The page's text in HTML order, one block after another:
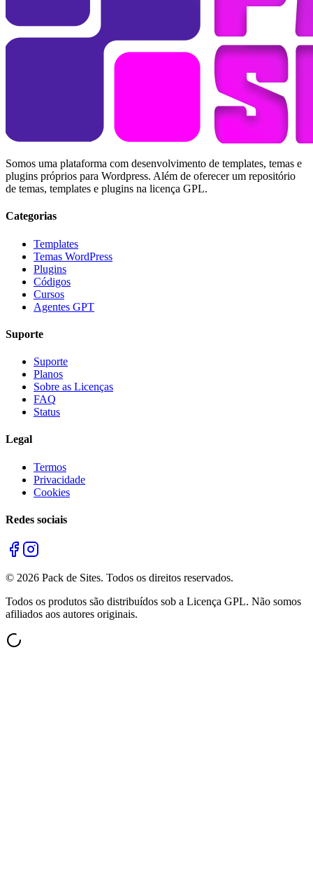
Somos uma plataforma com desenvolvimento de templates, temas e
plugins próprios para Wordpress. Além de oferecer um repositório
de temas, templates e plugins na licença GPL.
Categorias
Templates
Temas WordPress
Plugins
Códigos
Cursos
Agentes GPT
Suporte
Suporte
Planos
Sobre as Licenças
FAQ
Status
Legal
Termos
Privacidade
Cookies
Redes sociais
© 2026 Pack de Sites. Todos os direitos reservados.
Todos os produtos são distribuídos sob a Licença GPL. Não somos
afiliados aos autores originais.